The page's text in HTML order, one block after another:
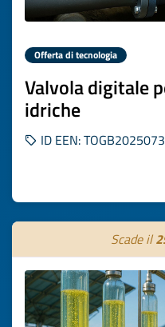
Offerta di tecnologia
Valvola digitale
idriche
ID EEN:
Scade il